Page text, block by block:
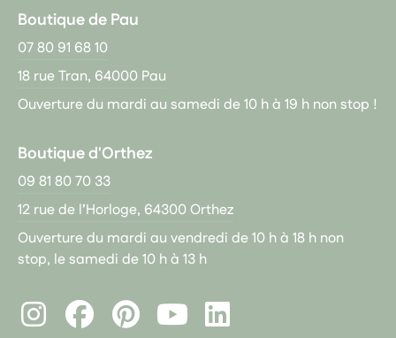
Boutique de Pau
07 80 91 68 10
18 rue Tran, 64000 Pau
Ouverture du mardi au samedi de 10 h à 19 h non stop !
Boutique d'Orthez
09 81 80 70 33
12 rue de l’Horloge, 64300 Orthez
Ouverture du mardi au vendredi de 10 h à 18 h non
stop, le samedi de 10 h à 13 h
InstagramFacebookPinterest
LinkedIn